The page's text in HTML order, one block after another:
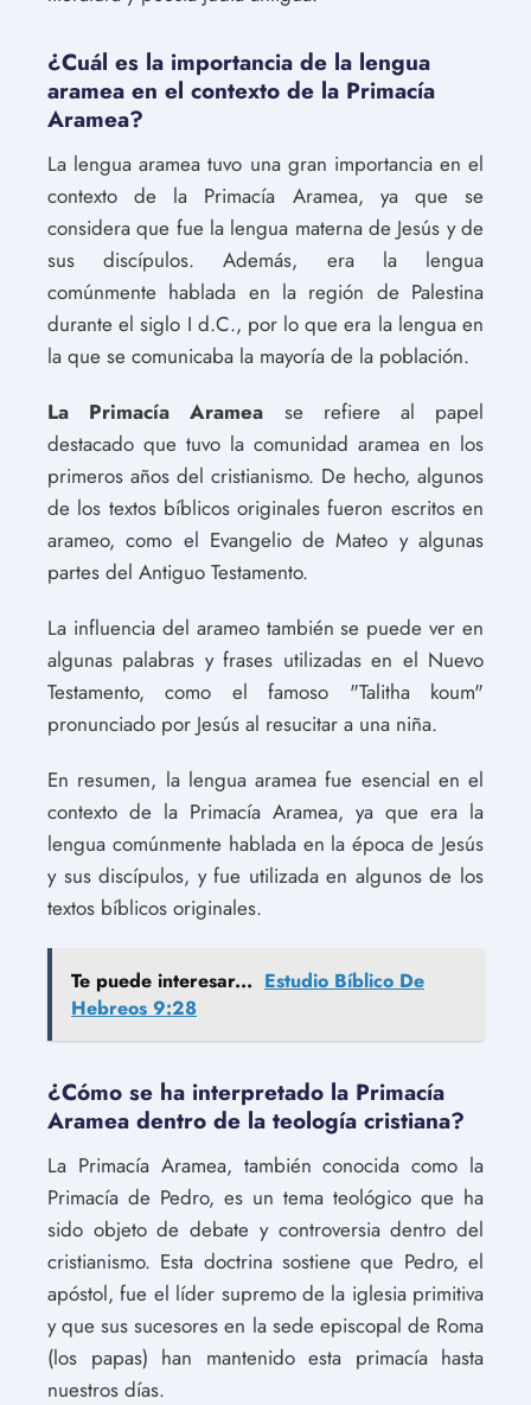
¿Cuál es la importancia de la lengua
aramea en el contexto de la Primacía
Aramea?
La lengua aramea tuvo una gran importancia en el
contexto de la Primacía Aramea, ya que se
considera que fue la lengua materna de Jesús y de
sus discípulos. Además, era la lengua
comúnmente hablada en la región de Palestina
durante el siglo I d.C., por lo que era la lengua en
la que se comunicaba la mayoría de la población.
La Primacía Aramea se refiere al papel
destacado que tuvo la comunidad aramea en los
primeros años del cristianismo. De hecho, algunos
de los textos bíblicos originales fueron escritos en
arameo, como el Evangelio de Mateo y algunas
partes del Antiguo Testamento.
La influencia del arameo también se puede ver en
algunas palabras y frases utilizadas en el Nuevo
Testamento, como el famoso "Talitha koum"
pronunciado por Jesús al resucitar a una niña.
En resumen, la lengua aramea fue esencial en el
contexto de la Primacía Aramea, ya que era la
lengua comúnmente hablada en la época de Jesús
y sus discípulos, y fue utilizada en algunos de los
textos bíblicos originales.
Te puede interesar... Estudio Bíblico De
Hebreos 9:28
¿Cómo se ha interpretado la Primacía
Aramea dentro de la teología cristiana?
La Primacía Aramea, también conocida como la
Primacía de Pedro, es un tema teológico que ha
sido objeto de debate y controversia dentro del
cristianismo. Esta doctrina sostiene que Pedro, el
apóstol, fue el líder supremo de la iglesia primitiva
y que sus sucesores en la sede episcopal de Roma
(los papas) han mantenido esta primacía hasta
nuestros días.